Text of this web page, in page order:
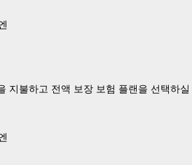
지불하고 전액 보장 보험 플랜을 선택하